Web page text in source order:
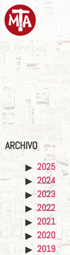
ARCHIVO
2025
2024
2023
2022
2021
2020
2019